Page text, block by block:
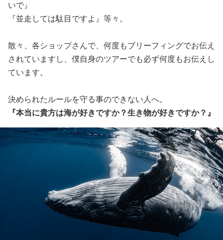
いで』
『並走しては駄目ですよ』等々。
散々、各ショップさんで、何度もブリーフィングでお伝え
されていますし、僕自身のツアーでも必ず何度もお伝えし
ています。
決められたルールを守る事のできない人へ。
『本当に貴方は海が好きですか？生き物が好きですか？』